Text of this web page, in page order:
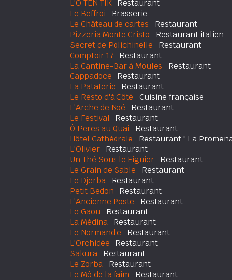
L'O TEN TIK Restaurant
Le Beffroi Brasserie
Le Château de cartes Restaurant
Pizzeria Monte Cristo Restaurant italien
Secret de Polichinelle Restaurant
Comptoir 17 Restaurant
La Cantine-Bar à Moules Restaurant
Cappadoce Restaurant
La Pataterie Restaurant
Le Resto d'à Côté Cuisine française
L'Arche de Noé Restaurant
Le Festival Restaurant
Ô Peres au Quai Restaurant
Hôtel Cathédrale Restaurant " La
L'Olivier Restaurant
Un Thé Sous le Figuier Restaurant
Le Grain de Sable Restaurant
Le Djerba Restaurant
Petit Bedon Restaurant
L'Ancienne Poste Restaurant
Le Gaou Restaurant
La Médina Restaurant
Le Normandie Restaurant
L'Orchidée Restaurant
Sakura Restaurant
Le Zorba Restaurant
Le Mô de la faim Restaurant